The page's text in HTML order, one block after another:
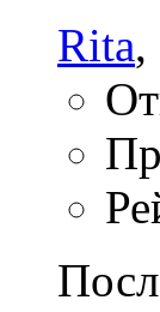
Rita,